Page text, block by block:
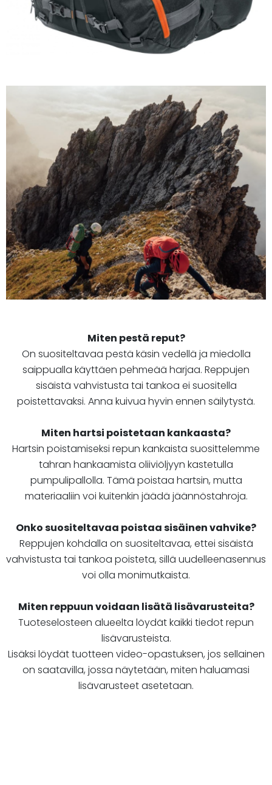
Miten pestä reput?
On suositeltavaa pestä käsin vedellä ja miedolla
saippualla käyttäen pehmeää harjaa. Reppujen
sisäistä vahvistusta tai tankoa ei suositella
poistettavaksi. Anna kuivua hyvin ennen säilytystä.
Miten hartsi poistetaan kankaasta?
Hartsin poistamiseksi repun kankaista suosittelemme
tahran hankaamista oliiviöljyyn kastetulla
pumpulipallolla. Tämä poistaa hartsin, mutta
materiaaliin voi kuitenkin jäädä jäännöstahroja.
Onko suositeltavaa poistaa sisäinen vahvike?
Reppujen kohdalla on suositeltavaa, ettei sisäistä
vahvistusta tai tankoa poisteta, sillä uudelleenasennus
voi olla monimutkaista.
Miten reppuun voidaan lisätä lisävarusteita?
Tuoteselosteen alueelta löydät kaikki tiedot repun
lisävarusteista.
Lisäksi löydät tuotteen video-opastuksen, jos sellainen
on saatavilla, jossa näytetään, miten haluamasi
lisävarusteet asetetaan.